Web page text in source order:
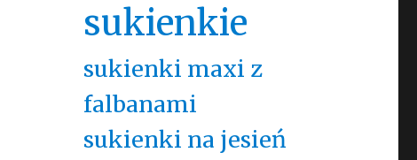
sukienkie
sukienki maxi z
falbanami
sukienki na jesień